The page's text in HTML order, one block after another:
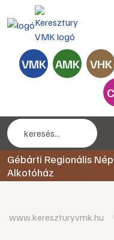
VMK AMK VHK
Gébárti Regionális
Alkotóház
www.kereszturyvmk.hu